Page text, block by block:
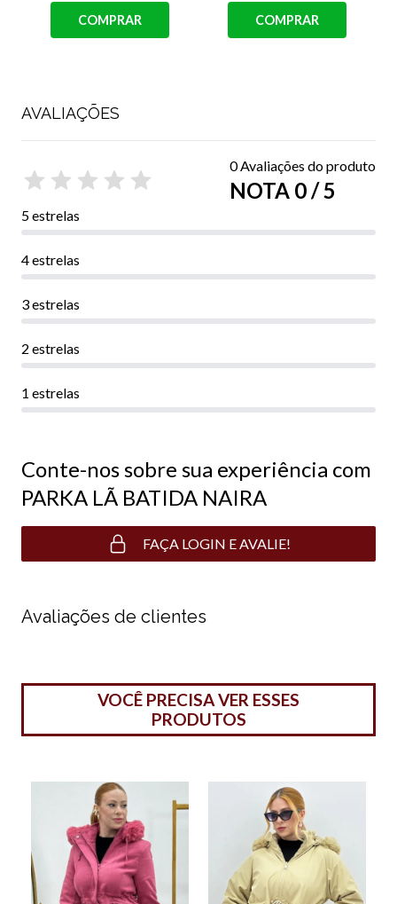
COMPRAR
sem juros
COMPRAR
AVALIAÇÕES
0 Avaliações do produto
NOTA 0 / 5
5 estrelas
4 estrelas
3 estrelas
2 estrelas
1 estrelas
Conte-nos sobre sua experiência com
PARKA LÃ BATIDA NAIRA
FAÇA LOGIN E AVALIE!
Avaliações de clientes
VOCÊ PRECISA VER ESSES
PRODUTOS